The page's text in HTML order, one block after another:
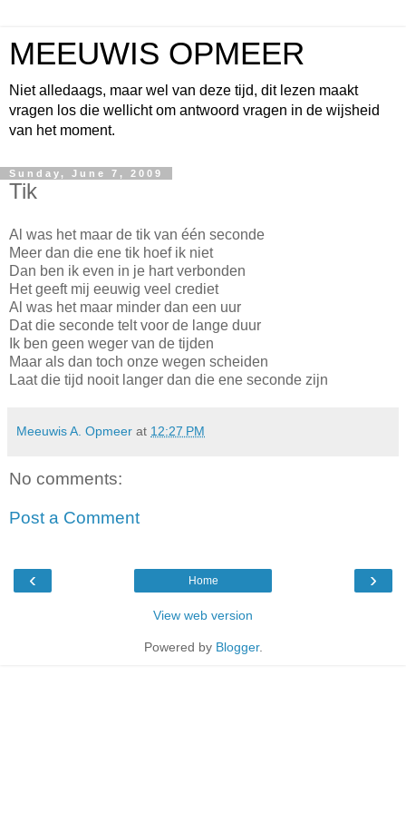
MEEUWIS OPMEER
Niet alledaags, maar wel van deze tijd, dit lezen maakt
vragen los die wellicht om antwoord vragen in de wijsheid
van het moment.
Sunday, June 7, 2009
Tik
Al was het maar de tik van één seconde
Meer dan die ene tik hoef ik niet
Dan ben ik even in je hart verbonden
Het geeft mij eeuwig veel crediet
Al was het maar minder dan een uur
Dat die seconde telt voor de lange duur
Ik ben geen weger van de tijden
Maar als dan toch onze wegen scheiden
Laat die tijd nooit langer dan die ene seconde zijn
Meeuwis A. Opmeer at 12:27 PM
No comments:
Post a Comment
‹ ›
Home
View web version
Powered by Blogger.